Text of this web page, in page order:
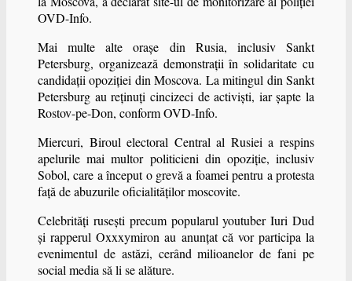
OVD-Info.
Mai multe alte oraşe din Rusia, inclusiv Sankt
Petersburg, organizează demonstraţii în solidaritate cu
candidaţii opoziţiei din Moscova. La mitingul din Sankt
Petersburg au reţinuţi cincizeci de activişti, iar şapte la
Rostov-pe-Don, conform OVD-Info.
Miercuri, Biroul electoral Central al Rusiei a respins
apelurile mai multor politicieni din opoziţie, inclusiv
Sobol, care a început o grevă a foamei pentru a protesta
faţă de abuzurile oficialităţilor moscovite.
Celebrităţi ruseşti precum popularul youtuber Iuri Dud
şi rapperul Oxxxymiron au anunţat că vor participa la
evenimentul de astăzi, cerând milioanelor de fani pe
social media să li se alăture.